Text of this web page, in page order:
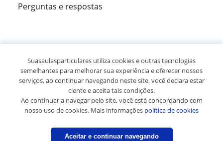
Perguntas e respostas
305915opiniões de alunos
© 2007 - 2026 Suas aulas particulares
Mapa do site:Professores particulares
Suasaulasparticulares utiliza cookies e outras tecnologias
semelhantes para melhorar sua experiência e oferecer nossos
serviços, ao continuar navegando neste site, você declara estar
ciente e aceita tais condições.
Ao continuar a navegar pelo site, você está concordando com
nosso uso de cookies. Mais informações política de cookies
Aceitar e continuar navegando